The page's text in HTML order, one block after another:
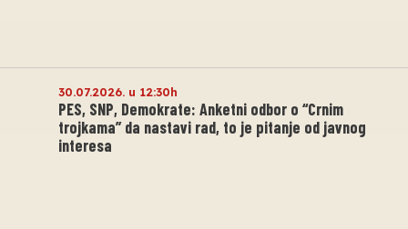
30.07.2026. u 12:30h
PES, SNP, Demokrate: Anketni odbor o “Crnim
trojkama” da nastavi rad, to je pitanje od javnog
interesa